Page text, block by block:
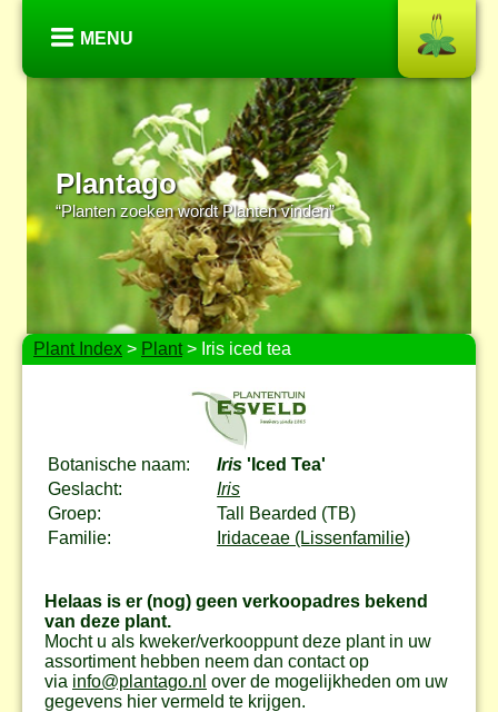
MENU
Plantago
“Planten zoeken wordt Planten vinden”
Plant Index > Plant> Iris iced tea
Botanische naam: Iris 'Iced Tea'
Geslacht:
Iris
Groep:
Tall Bearded (TB)
Familie:
Iridaceae (Lissenfamilie)
Helaas is er (nog) geen verkoopadres bekend
van deze plant.
Mocht u als kweker/verkooppunt deze plant in uw
assortiment hebben neem dan contact op
via info@plantago.nl over de mogelijkheden om uw
gegevens hier vermeld te krijgen.